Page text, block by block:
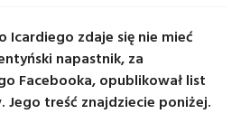
Icardiego zdaje się nie mieć
napastnik, za
Facebooka, opublikował list
Jego treść znajdziecie poniżej.